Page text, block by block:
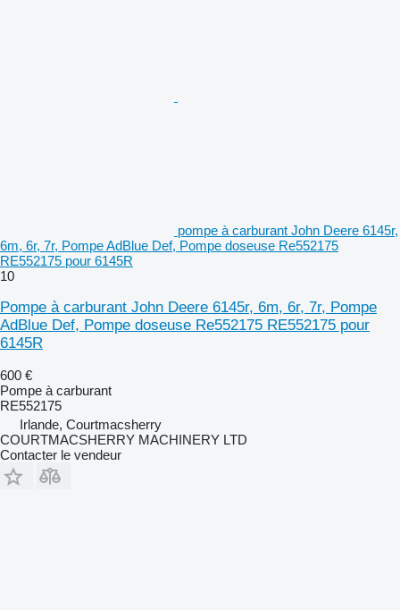
pompe à carburant John Deere 6145r,
6m, 6r, 7r, Pompe AdBlue Def, Pompe doseuse Re552175
RE552175 pour 6145R
10
Pompe à carburant John Deere 6145r, 6m, 6r, 7r, Pompe
AdBlue Def, Pompe doseuse Re552175 RE552175 pour
6145R
600 €
Pompe à carburant
RE552175
Irlande, Courtmacsherry
COURTMACSHERRY MACHINERY LTD
Contacter le vendeur